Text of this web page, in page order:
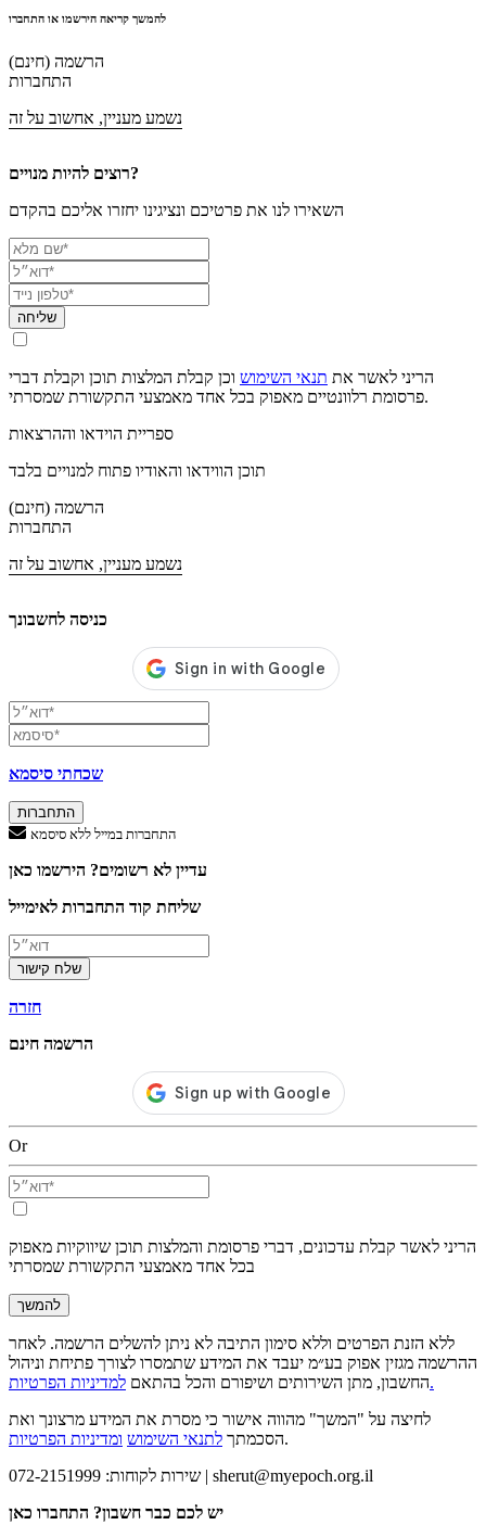
להמשך קריאה הירשמו או התחברו
הרשמה (חינם)
התחברות
נשמע מעניין, אחשוב על זה
רוצים להיות מנויים?
השאירו לנו את פרטיכם ונציגינו יחזרו אליכם בהקדם
שליחה
הריני לאשר את תנאי השימוש וכן קבלת המלצות תוכן וקבלת דברי
פרסומת רלוונטיים מאפוק בכל אחד מאמצעי התקשורת שמסרתי.
ספריית הוידאו וההרצאות
תוכן הווידאו והאודיו פתוח למנויים בלבד
הרשמה (חינם)
התחברות
נשמע מעניין, אחשוב על זה
כניסה לחשבונך
שכחתי סיסמא
התחברות
התחברות במייל ללא סיסמא
עדיין לא רשומים? הירשמו כאן
שליחת קוד התחברות לאימייל
שלח קישור
חזרה
הרשמה חינם
Or
הריני לאשר קבלת עדכונים, דברי פרסומת והמלצות תוכן שיווקיות מאפוק
בכל אחד מאמצעי התקשורת שמסרתי
להמשך
ללא הזנת הפרטים וללא סימון התיבה לא ניתן להשלים הרשמה. לאחר
ההרשמה מגזין אפוק בע״מ יעבד את המידע שתמסרו לצורך פתיחת וניהול
החשבון, מתן השירותים ושיפורם והכל בהתאםלמדיניות הפרטיות.
לחיצה על "המשך" מהווה אישור כי מסרת את המידע מרצונך ואת
הסכמתך לתנאי השימוש ומדיניות הפרטיות
.
שירות לקוחות: 072-2151999 | sherut@myepoch.org.il
יש לכם כבר חשבון? התחברו כאן